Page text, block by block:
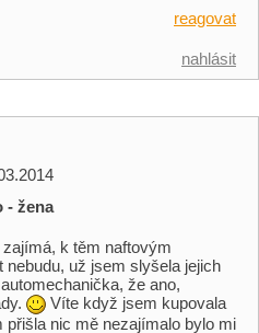
reagovat
nahlásit
- žena
k těm naftovým
nebudu, už jsem slyšela jejich
že ano,
Víte když jsem kupovala
nic mě nezajímalo bylo mi